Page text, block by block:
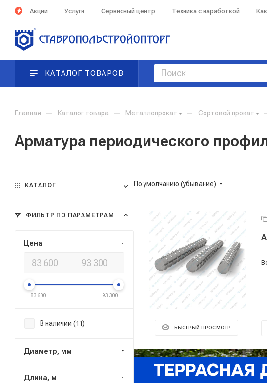
Акции Услуги Сервисный центр Техника с наработкой
КАТАЛОГ ТОВАРОВ
Главная — Каталог товара — Металлопрокат — Сортовой прокат
Арматура периодического
По умолчанию (убывание)
БЫСТРЫЙ ПРОСМОТР
КАТАЛОГ
ФИЛЬТР ПО ПАРАМЕТРАМ
Цена
83 600 93 300
В наличии (11)
Диаметр, мм
Длина, м